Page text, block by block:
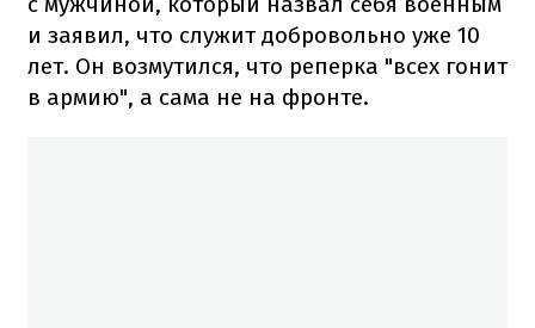
и заявил, что служит добровольно уже 10
лет. Он возмутился, что реперка "всех гонит
в армию", а сама не на фронте.